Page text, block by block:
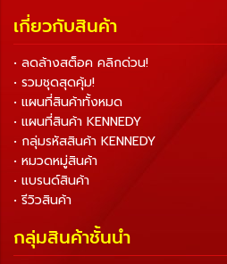
เกี่ยวกับสินค้า
• ลดล้างสต็อค คลิกด่วน!
• รวมชุดสุดคุ้ม!
• แผนที่สินค้าทั้งหมด
• แผนที่สินค้า KENNEDY
• กลุ่มรหัสสินค้า KENNEDY
• หมวดหมู่สินค้า
• แบรนด์สินค้า
• รีวิวสินค้า
กลุ่มสินค้าชั้นนำ